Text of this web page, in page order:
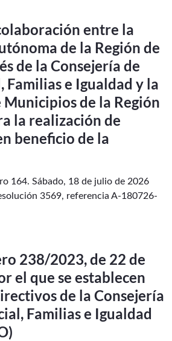
entre la
de la Región de
de la Consejería de
Familias e Igualdad y la
Municipios de la Región
la realización de
beneficio de la
164. Sábado, 18 de julio de 2026
3569, referencia A-180726-
238/2023, de 22 de
el que se establecen
de la Consejería
Familias e Igualdad